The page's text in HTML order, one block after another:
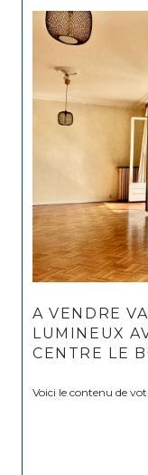
A VENDRE
LUMINEUX
CENTRE LE
Voici le contenu de